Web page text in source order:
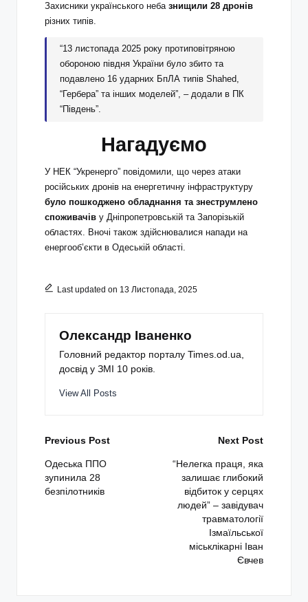
Захисники українського неба знищили 28 дронів
різних типів.
“13 листопада 2025 року протиповітряною
обороною півдня України було збито та
подавлено 16 ударних БпЛА типів Shahed,
“Гербера” та інших моделей”, – додали в ПК
“Південь”.
Нагадуємо
У НЕК “Укренерго” повідомили, що через атаки
російських дронів на енергетичну інфраструктуру
було пошкоджено обладнання та знеструмлено
споживачів у Дніпропетровській та Запорізькій
областях. Вночі також здійснювалися напади на
енергооб’єкти в Одеській області.
Last updated on 13 Листопада, 2025
Олександр Іваненко
Головний редактор порталу Times.od.ua,
досвід у ЗМІ 10 років.
View All Posts
Post
navigation
Previous Post
Одеська ППО
зупинила 28
безпілотників
Next Post
“Нелегка праця, яка
залишає глибокий
відбиток у серцях
людей” – завідувач
травматології
Ізмаїльської
міськлікарні Іван
Євчев